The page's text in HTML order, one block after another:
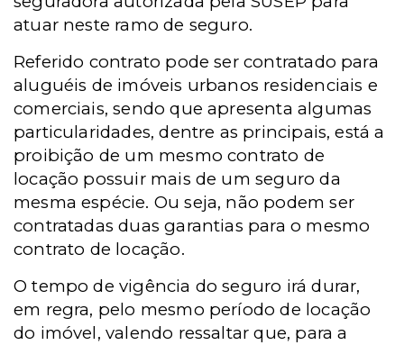
atuar neste ramo de seguro.
Referido contrato pode ser contratado para
aluguéis de imóveis urbanos residenciais e
comerciais, sendo que apresenta algumas
particularidades, dentre as principais, está a
proibição de um mesmo contrato de
locação possuir mais de um seguro da
mesma espécie. Ou seja, não podem ser
contratadas duas garantias para o mesmo
contrato de locação.
O tempo de vigência do seguro irá durar,
em regra, pelo mesmo período de locação
do imóvel, valendo ressaltar que, para a